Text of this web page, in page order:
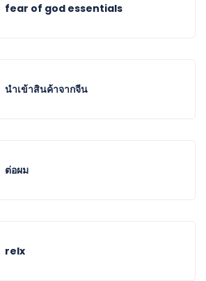
fear of god essentials
นำเข้าสินค้าจากจีน
ต่อผม
relx